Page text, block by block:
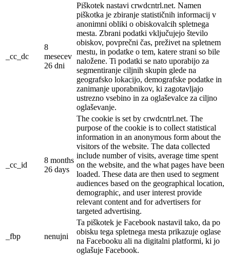
_cc_dc
8
mesecev
26 dni
Piškotek nastavi crwdcntrl.net. Namen
piškotka je zbiranje statističnih informacij v
anonimni obliki o obiskovalcih spletnega
mesta. Zbrani podatki vključujejo število
obiskov, povprečni čas, preživet na spletnem
mestu, in podatke o tem, katere strani so bile
naložene. Ti podatki se nato uporabijo za
segmentiranje ciljnih skupin glede na
geografsko lokacijo, demografske podatke in
zanimanje uporabnikov, ki zagotavljajo
ustrezno vsebino in za oglaševalce za ciljno
oglaševanje.
_cc_id
8 months
26 days
The cookie is set by crwdcntrl.net. The
purpose of the cookie is to collect statistical
information in an anonymous form about the
visitors of the website. The data collected
include number of visits, average time spent
on the website, and the what pages have been
loaded. These data are then used to segment
audiences based on the geographical location,
demographic, and user interest provide
relevant content and for advertisers for
targeted advertising.
_fbp nenujni
Ta piškotek je Facebook nastavil tako, da po
obisku tega spletnega mesta prikazuje oglase
na Facebooku ali na digitalni platformi, ki jo
oglašuje Facebook.